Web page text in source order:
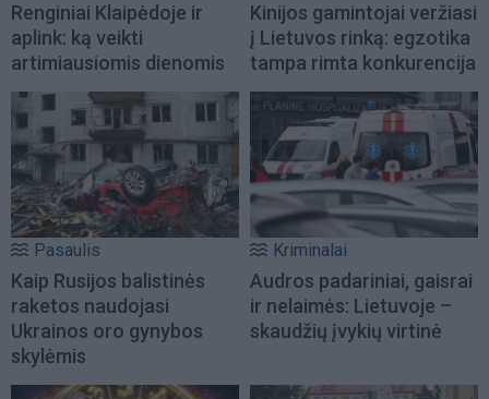
Renginiai Klaipėdoje ir
aplink: ką veikti
artimiausiomis dienomis
Kinijos gamintojai veržiasi
į Lietuvos rinką: egzotika
tampa rimta konkurencija
Pasaulis
Kaip Rusijos balistinės
raketos naudojasi
Ukrainos oro gynybos
skylėmis
Kriminalai
Audros padariniai, gaisrai
ir nelaimės: Lietuvoje –
skaudžių įvykių virtinė